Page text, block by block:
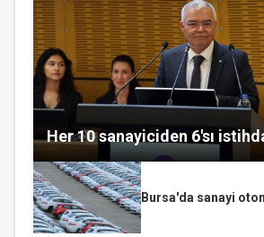
Her 10 sanayiciden 6'sı
Bursa'da sanayi